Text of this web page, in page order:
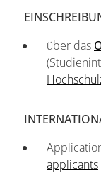
über das
applicants